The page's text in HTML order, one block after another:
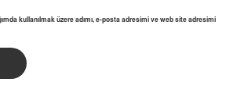
kullanılmak üzere adımı, e-posta adresimi ve web site adresimi